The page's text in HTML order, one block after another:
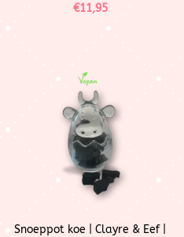
€11,95
Snoeppot koe | Clayre & Eef |